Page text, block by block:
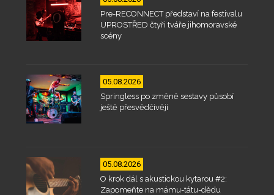
Pre-RECONNECT představí na festivalu
UPROSTŘED čtyři tváře jihomoravské
scény
05.08.2026
Springless po změně sestavy působí
ještě přesvědčivěji
05.08.2026
O krok dál s akustickou kytarou #2:
Zapomeňte na mámu-tátu-dědu